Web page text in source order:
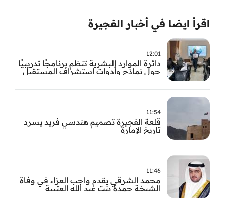
اقرأ ايضا في أخبار الفجيرة
12:01
دائرة الموارد البشرية تنظم برنامجًا تدريبيًا
حول نماذج وأدوات استشراف المستقبل
11:54
قلعة الفجيرة تصميم هندسي فريد يسرد
تاريخ الإمارة
11:46
محمد الشرقي يقدم واجب العزاء في وفاة
الشيخة حمدة بنت عبد الله العتيبة